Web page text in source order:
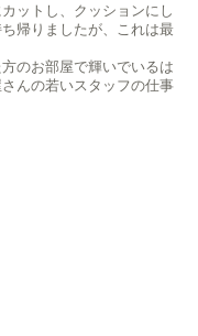
ットし、クッションにし
帰りましたが、これは最
のお部屋で輝いでいるは
んの若いスタッフの仕事